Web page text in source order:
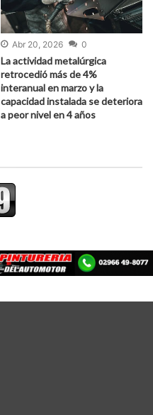
Abr 20, 2026 0
La actividad metalúrgica
retrocedió más de 4%
interanual en marzo y la
capacidad instalada se deteriora
a peor nivel en 4 años